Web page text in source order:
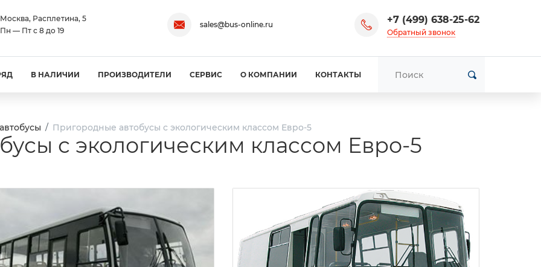
Москва, Расплетина, 5
Пн — Пт с 8 до 19
sales@bus-online.ru +7 (499) 638-25-62
Обратный звонок
В НАЛИЧИИ ПРОИЗВОДИТЕЛИ СЕРВИС О КОМПАНИИ КОНТАКТЫ
Пригородные автобусы с экологическим классом Евро-5
с экологическим классом Евро-5